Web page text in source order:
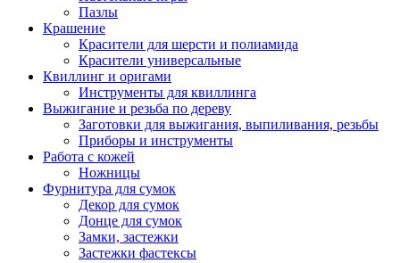
Пазлы
Крашение
Красители для шерсти и полиамида
Красители универсальные
Квиллинг и оригами
Инструменты для квиллинга
Выжигание и резьба по дереву
Заготовки для выжигания, выпиливания, резьбы
Приборы и инструменты
Работа с кожей
Ножницы
Фурнитура для сумок
Декор для сумок
Донце для сумок
Замки, застежки
Застежки фастексы